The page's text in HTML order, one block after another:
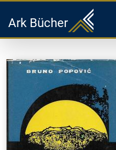
Ark Bücher